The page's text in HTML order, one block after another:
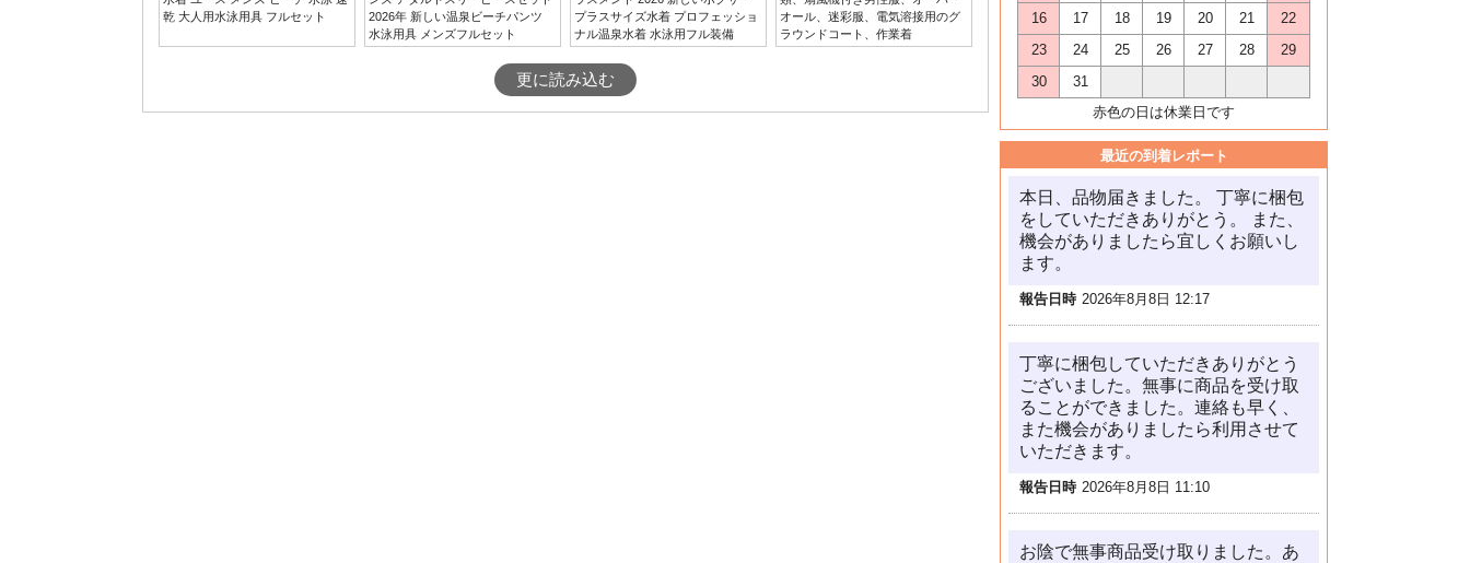
乾 大人用水泳用具 フルセット
2026年 新しい温泉ビーチパンツ
水泳用具 メンズフルセット
プラスサイズ水着 プロフェッショ
ナル温泉水着 水泳用フル装備
オール、迷彩服、電気溶接用のグ
ラウンドコート、作業着
更に読み込む
16
17 18 19 20 21
22
23
24 25 26 27 28
29
30
31
赤色の日は休業日です
最近の到着レポート
本日、品物届きました。 丁寧に梱包
をしていただきありがとう。 また、
機会がありましたら宜しくお願いし
ます。
報告日時 2026年8月8日 12:17
丁寧に梱包していただきありがとう
ございました。無事に商品を受け取
ることができました。連絡も早く、
また機会がありましたら利用させて
いただきます。
報告日時 2026年8月8日 11:10
お陰で無事商品受け取りました。あ